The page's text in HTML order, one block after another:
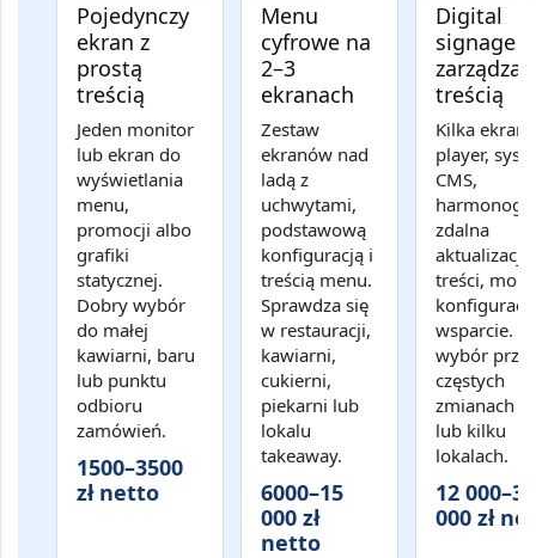
Pojedynczy
ekran z
prostą
treścią
Jeden monitor
lub ekran do
wyświetlania
menu,
promocji albo
grafiki
statycznej.
Dobry wybór
do małej
kawiarni, baru
lub punktu
odbioru
zamówień.
1500–3500
zł netto
Menu
cyfrowe na
2–3
ekranach
Zestaw
ekranów nad
ladą z
uchwytami,
podstawową
konfiguracją i
treścią menu.
Sprawdza się
w restauracji,
kawiarni,
cukierni,
piekarni lub
lokalu
takeaway.
6000–15
000 zł
netto
Digital
signage z
treścią
Kilka
player,
CMS,
zdalna
aktualizacja
treści,
wsparcie.
wybór przy
częstych
zmianach
lub kilku
lokalach.
12 000–30
000 zł